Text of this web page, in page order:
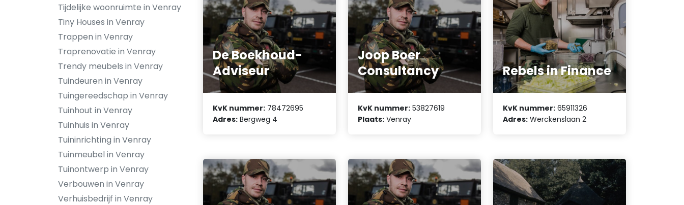
Tijdelijke woonruimte in Venray
Tiny Houses in Venray
Trappen in Venray
Traprenovatie in Venray
Trendy meubels in Venray
Tuindeuren in Venray
Tuingereedschap in Venray
Tuinhout in Venray
Tuinhuis in Venray
Tuininrichting in Venray
Tuinmeubel in Venray
Tuinontwerp in Venray
Verbouwen in Venray
Verhuisbedrijf in Venray
De Boekhoud-
Adviseur
KvK nummer: 78472695
Adres: Bergweg 4
Joop Boer
Consultancy
KvK nummer: 53827619
Plaats: Venray
Rebels in Finance
KvK nummer: 65911326
Adres: Werckenslaan 2